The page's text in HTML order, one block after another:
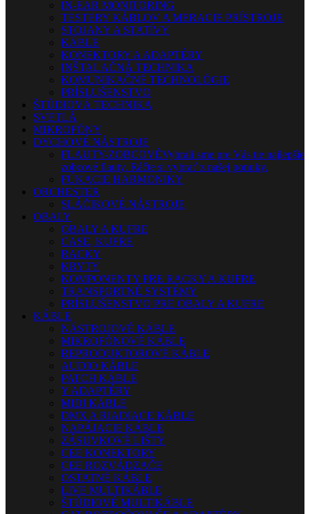
IN-EAR MONITORING
TESTERY KÁBLOV A MERACIE PRÍSTROJE
STOJANY A STATÍVY
KÁBLE
KONEKTORY A ADAPTÉRY
INŠTALAČNÁ TECHNIKA
KOMUNIKAČNÉ TECHNOLÓGIE
PRÍSLUŠENSTVO
ŠTÚDIOVÁ TECHNIKA
SVETLÁ
MIKROFÓNY
DYCHOVÉ NÁSTROJE
FLAUTY-ZOBCOVÉVybrali sme pre Vás tie najlepšie
zobcové flauty. Ráčte si vybrať z našej ponuky.
FÚKACIE HARMONIKY
ORCHESTER
SLÁČIKOVÉ NÁSTROJE
OBALY
OBALY A KUFRE
CASE, KUFRE
RACKY
KRYTY
KOMPONENTY PRE RACKY A KUFRE
TRANSPORTNÉ SYSTÉMY
PRÍSLUŠENSTVO PRE OBALY A KUFRE
KÁBLE
NÁSTROJOVÉ KÁBLE
MIKROFÓNOVÉ KÁBLE
REPRODUKTOROVÉ KÁBLE
AUDIO KÁBLE
PATCH KÁBLE
Y ADAPTÉRY
MIDI KÁBLE
DMX A RIADIACE KÁBLE
NAPÁJACIE KÁBLE
ZÁSUVKOVÉ LIŠTY
CEE KONEKTORY
CEE ROZVÁDZAČE
OSTATNÉ KÁBLE
LIVE MULTIKÁBLE
ŠTÚDIOVÉ MULTIKÁBLE